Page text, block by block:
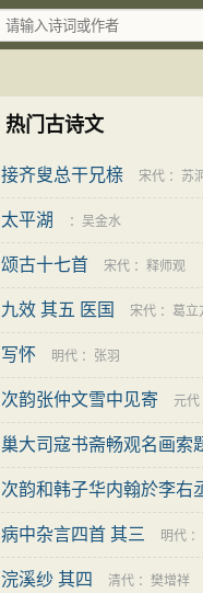
热门古诗文
接齐叟总干兄榇 宋代 ： 苏泂
太平湖 ： 吴金水
颂古十七首 宋代 ： 释师观
九效 其五 医国 宋代 ： 葛立
写怀 明代 ： 张羽
次韵张仲文雪中见寄 元代
巢大司寇书斋畅观名画索
亨
次韵和韩子华内翰於李右
学士 宋代：梅尧臣
病中杂言四首 其三 明代 ：
浣溪纱 其四 清代 ： 樊增祥